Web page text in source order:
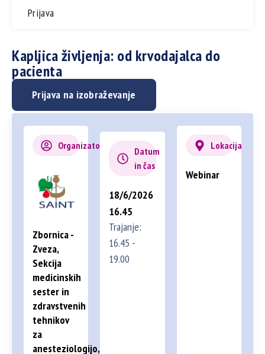
Prijava
Kapljica življenja: od krvodajalca do
pacienta
Prijava na izobraževanje
Organizator
Zbornica -
Zveza,
Sekcija
medicinskih
sester in
zdravstvenih
tehnikov
za
anesteziologijo,
Datum
in čas
18/6/2026
16.45
Trajanje:
16.45 -
19.00
Lokacija
Webinar